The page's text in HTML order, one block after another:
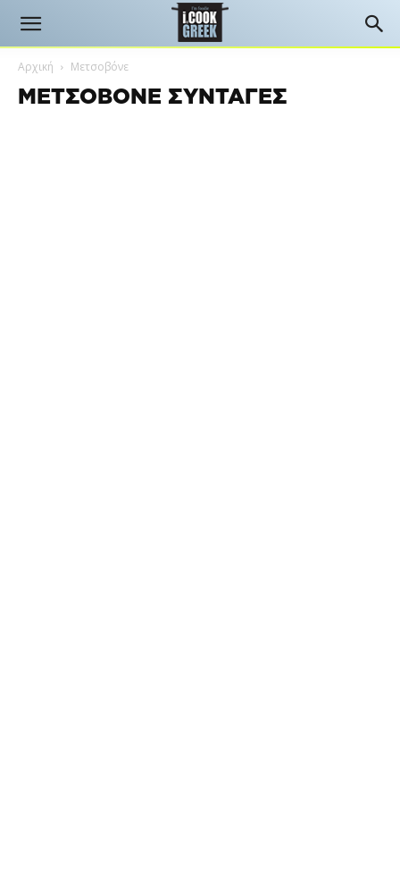
Αρχική Μετσοβόνε
ΜΕΤΣΟΒΌΝΕ ΣΥΝΤΑΓΈΣ